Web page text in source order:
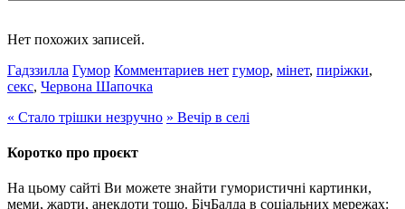
Нет похожих записей.
Гадззилла Гумор Комментариев нет гумор, мінет, пиріжки,
секс, Червона Шапочка
« Стало трішки незручно » Вечір в селі
Коротко про проєкт
На цьому сайті Ви можете знайти гумористичні картинки,
меми, жарти, анекдоти тощо. БічБалда в соціальних мережах: